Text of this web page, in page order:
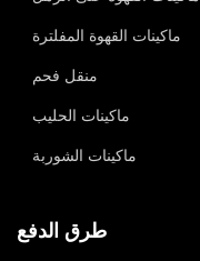
ماكينات القهوة المفلترة
منقل فحم
ماكينات الحليب
ماكينات الشوربة
طرق الدفع